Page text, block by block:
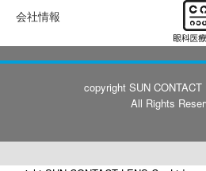
会社情報
copyright SUN
All Rights